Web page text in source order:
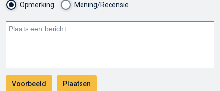
Opmerking Mening/Recensie